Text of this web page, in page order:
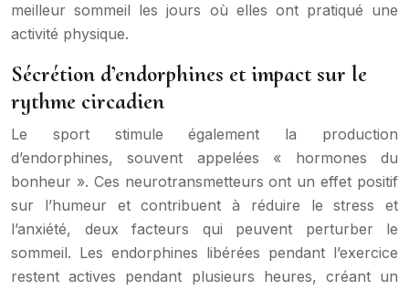
meilleur sommeil les jours où elles ont pratiqué une
activité physique.
Sécrétion d’endorphines et impact sur le
rythme circadien
Le sport stimule également la production
d’endorphines, souvent appelées « hormones du
bonheur ». Ces neurotransmetteurs ont un effet positif
sur l’humeur et contribuent à réduire le stress et
l’anxiété, deux facteurs qui peuvent perturber le
sommeil. Les endorphines libérées pendant l’exercice
restent actives pendant plusieurs heures, créant un